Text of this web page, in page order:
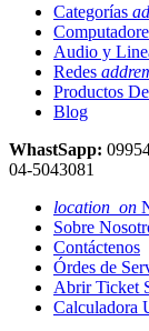
Categorías
Audio y
Redes add
Productos
Blog
WhastSapp:
04-5043081
location_on
Sobre
Contáctenos
Órdes de
Abrir Ticket
Calculadora